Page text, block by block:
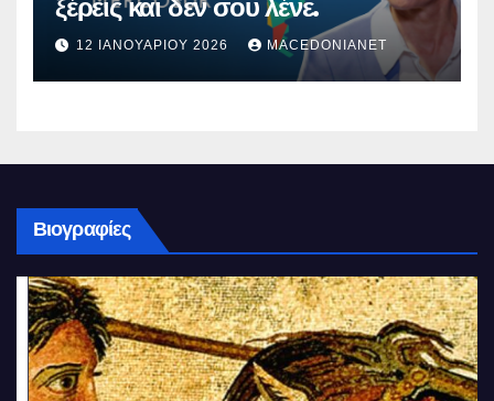
ξέρεις και δεν σου λένε.
12 ΙΑΝΟΥΑΡΊΟΥ 2026 MACEDONIANET
Βιογραφίες